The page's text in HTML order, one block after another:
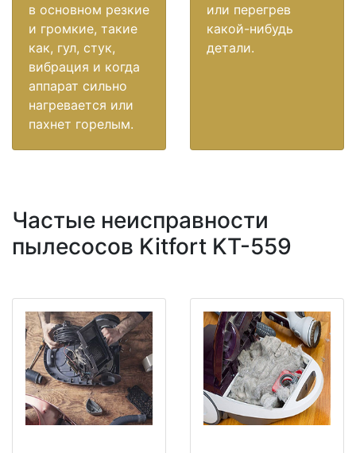
в основном резкие
и громкие, такие
как, гул, стук,
вибрация и когда
аппарат сильно
нагревается или
пахнет горелым.
или перегрев
какой-нибудь
детали.
Частые неисправности
пылесосов Kitfort KT-559